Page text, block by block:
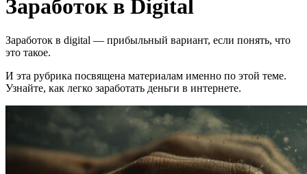
Заработок в Digital
Заработок в digital — прибыльный вариант, если понять, что
это такое.
И эта рубрика посвящена материалам именно по этой теме.
Узнайте, как легко заработать деньги в интернете.